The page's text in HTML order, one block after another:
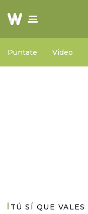
Puntate Video
TÚ SÍ QUE VALES